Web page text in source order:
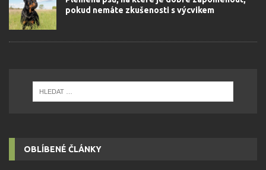
pokud nemáte zkušenosti s výcvikem
OBLÍBENÉ ČLÁNKY